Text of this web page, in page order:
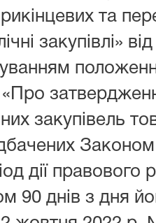
та
закупівлі»
«Про
закупівель
Законом
дії
90 днів з дня